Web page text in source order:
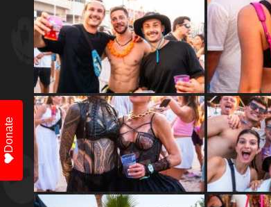
Donate